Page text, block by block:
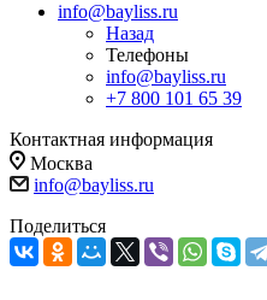
info@bayliss.ru
Назад
Телефоны
info@bayliss.ru
+7 800 101 65 39
Контактная информация
Москва
info@bayliss.ru
Поделиться